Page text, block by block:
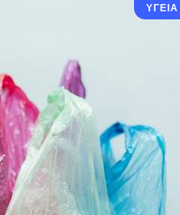
ΥΓΕΙΑ